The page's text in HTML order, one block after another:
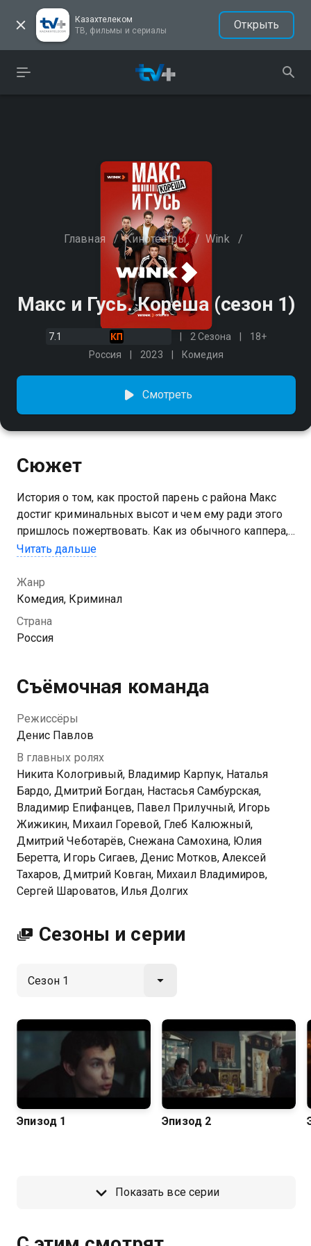
Казахтелеком
ТВ, фильмы и сериалы
Открыть
Главная / Кинотеатры / Wink /
Макс и Гусь. Кореша (сезон 1)
7.1 2 Сезона
18+
Россия
2023 Комедия
Смотреть
Сюжет
История о том, как простой парень с района Макс
достиг криминальных высот и чем ему ради этого
пришлось пожертвовать. Как из обычного каппера,
«работающего на дядю», Макс превратился в
станет контролировать наркотрафик, клубы и
подпольный букмекерский бизнес в Пензе? Что
случилось с любовью Макса к Снегурке? И что же,
в конце концов, стало с нерушимой дружбой Макса
Посмотреть онлайн 1 сезон сериала Макс и Гусь.
Кореша вы можете совершенно бесплатно в
хорошем HD качестве на Казахтелеком
Читать дальше
Жанр
Комедия, Криминал
Страна
Россия
Съёмочная команда
Режиссёры
Денис Павлов
В главных ролях
Никита Кологривый, Владимир Карпук, Наталья
Бардо, Дмитрий Богдан, Настасья Самбурская,
Владимир Епифанцев, Павел Прилучный, Игорь
Жижикин, Михаил Горевой, Глеб Калюжный,
Дмитрий Чеботарёв, Снежана Самохина, Юлия
Беретта, Игорь Сигаев, Денис Мотков, Алексей
Тахаров, Дмитрий Ковган, Михаил Владимиров,
Сергей Шароватов, Илья Долгих
Сезоны и серии
Эпизод 1 Эпизод 2
Показать все серии